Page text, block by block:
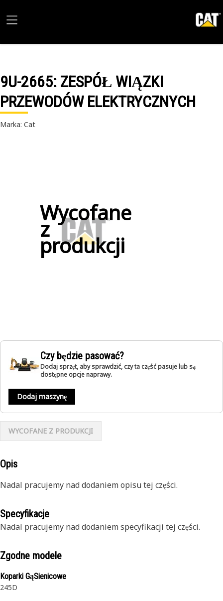
9U-2665: ZESPÓŁ WIĄZKI
PRZEWODÓW ELEKTRYCZNYCH
Marka: Cat
Wycofane
z
produkcji
Czy będzie pasować?
Dodaj sprzęt, aby sprawdzić, czy ta część pasuje lub są
dostępne opcje naprawy.
Dodaj maszynę
WYCOFANE Z PRODUKCJI
Opis
Nadal pracujemy nad dodaniem opisu tej części.
Specyfikacje
Nadal pracujemy nad dodaniem specyfikacji tej części.
Zgodne modele
Koparki GąSienicowe
245D